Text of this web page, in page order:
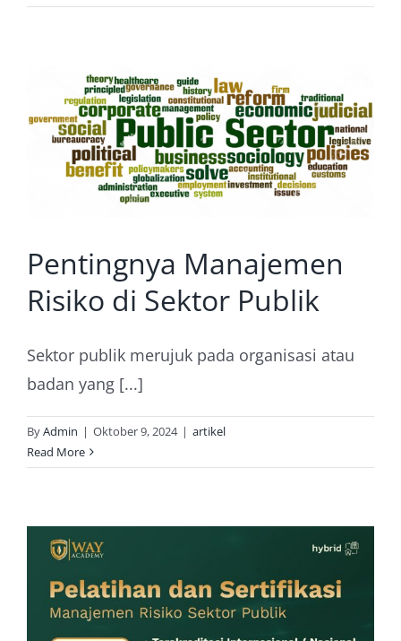
Pentingnya Manajemen
Risiko di Sektor Publik
Sektor publik merujuk pada organisasi atau
badan yang [...]
ByAdmin | Oktober 9, 2024 | artikel
Read More